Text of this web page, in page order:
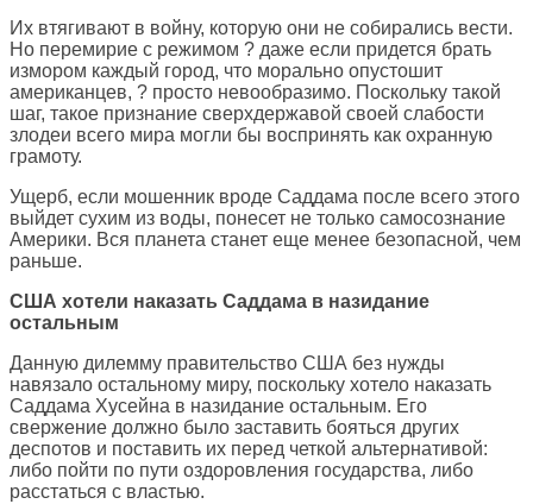
Их втягивают в войну, которую они не собирались вести.
Но перемирие с режимом ? даже если придется брать
измором каждый город, что морально опустошит
американцев, ? просто невообразимо. Поскольку такой
шаг, такое признание сверхдержавой своей слабости
злодеи всего мира могли бы воспринять как охранную
грамоту.
Ущерб, если мошенник вроде Саддама после всего этого
выйдет сухим из воды, понесет не только самосознание
Америки. Вся планета станет еще менее безопасной, чем
раньше.
США хотели наказать Саддама в назидание
остальным
Данную дилемму правительство США без нужды
навязало остальному миру, поскольку хотело наказать
Саддама Хусейна в назидание остальным. Его
свержение должно было заставить бояться других
деспотов и поставить их перед четкой альтернативой:
либо пойти по пути оздоровления государства, либо
расстаться с властью.